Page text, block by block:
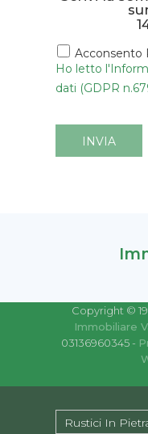
Acconsento
Ho letto
dati (GDPR
INVIA
Copyright ©
Immobiliare
03136960345 -
Rustici In